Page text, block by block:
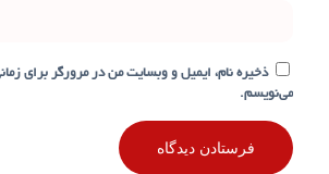
ذخیره نام، ایمیل و وبسایت من در مرورگر برای
می‌نویسم.